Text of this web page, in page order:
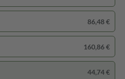
86,48 €
160,86 €
44,74 €